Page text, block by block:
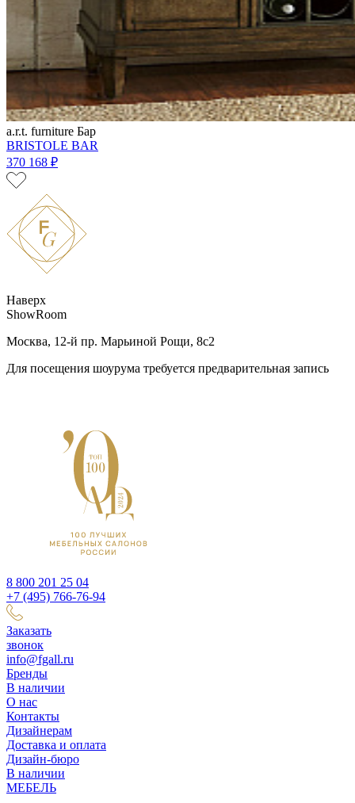
a.r.t. furniture Бар
BRISTOLE BAR
370 168 ₽
Наверх
ShowRoom
Москва, 12-й пр. Марьиной Рощи, 8с2
Для посещения шоурума требуется предварительная запись
8 800 201 25 04
+7 (495) 766-76-94
Заказать
звонок
info@fgall.ru
Бренды
В наличии
О нас
Контакты
Дизайнерам
Доставка и оплата
Дизайн-бюро
В наличии
МЕБЕЛЬ